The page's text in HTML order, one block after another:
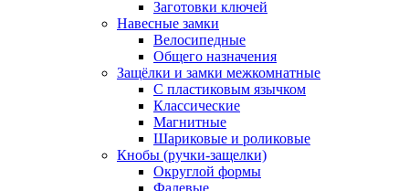
Заготовки ключей
Навесные замки
Велосипедные
Общего назначения
Защёлки и замки межкомнатные
С пластиковым язычком
Классические
Магнитные
Шариковые и роликовые
Кнобы (ручки-защелки)
Округлой формы
Фалевые